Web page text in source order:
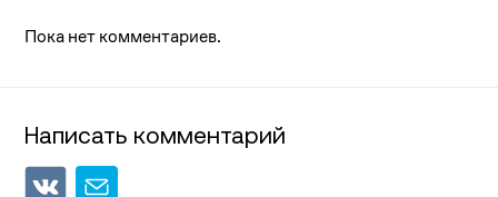
Пока нет комментариев.
Написать комментарий